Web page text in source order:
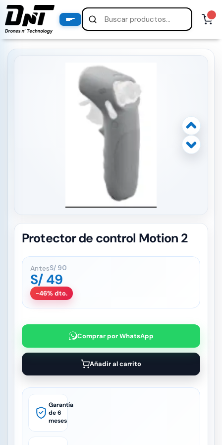
Protector de control Motion 2
AntesS/ 90
S/ 49
-46% dto.
Comprar por WhatsApp
Añadir al carrito
Garantía
de 6
meses
PRODUCTOS
productos destacados